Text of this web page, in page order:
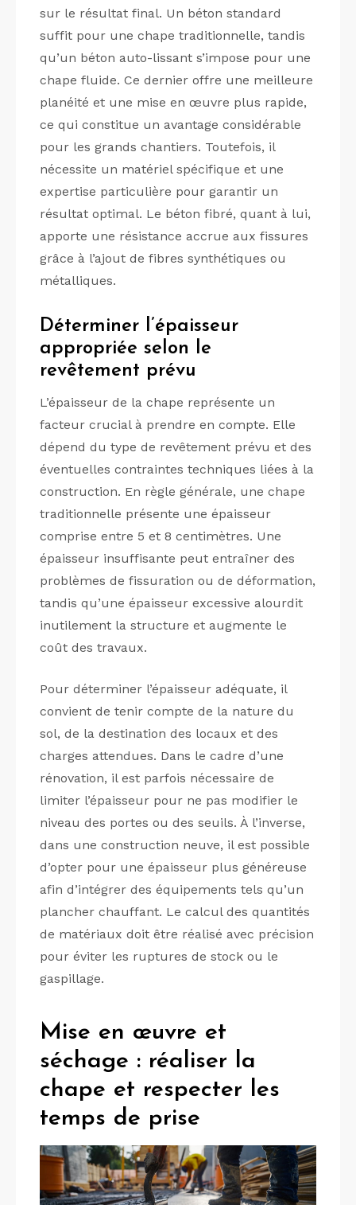
sur le résultat final. Un béton standard
suffit pour une chape traditionnelle, tandis
qu’un béton auto-lissant s’impose pour une
chape fluide. Ce dernier offre une meilleure
planéité et une mise en œuvre plus rapide,
ce qui constitue un avantage considérable
pour les grands chantiers. Toutefois, il
nécessite un matériel spécifique et une
expertise particulière pour garantir un
résultat optimal. Le béton fibré, quant à lui,
apporte une résistance accrue aux fissures
grâce à l’ajout de fibres synthétiques ou
métalliques.
Déterminer l’épaisseur
appropriée selon le
revêtement prévu
L’épaisseur de la chape représente un
facteur crucial à prendre en compte. Elle
dépend du type de revêtement prévu et des
éventuelles contraintes techniques liées à la
construction. En règle générale, une chape
traditionnelle présente une épaisseur
comprise entre 5 et 8 centimètres. Une
épaisseur insuffisante peut entraîner des
problèmes de fissuration ou de déformation,
tandis qu’une épaisseur excessive alourdit
inutilement la structure et augmente le
coût des travaux.
Pour déterminer l’épaisseur adéquate, il
convient de tenir compte de la nature du
sol, de la destination des locaux et des
charges attendues. Dans le cadre d’une
rénovation, il est parfois nécessaire de
limiter l’épaisseur pour ne pas modifier le
niveau des portes ou des seuils. À l’inverse,
dans une construction neuve, il est possible
d’opter pour une épaisseur plus généreuse
afin d’intégrer des équipements tels qu’un
plancher chauffant. Le calcul des quantités
de matériaux doit être réalisé avec précision
pour éviter les ruptures de stock ou le
gaspillage.
Mise en œuvre et
séchage : réaliser la
chape et respecter les
temps de prise